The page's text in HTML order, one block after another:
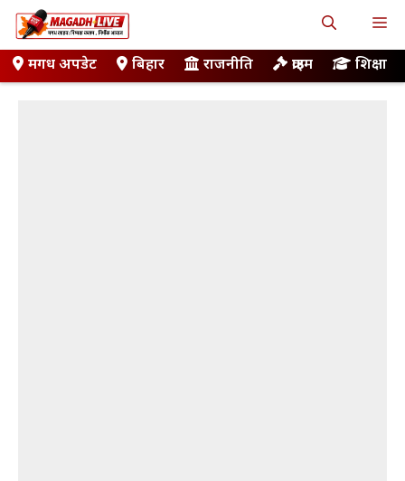
Skip
to
contentमगध अपडेट बिहार राजनीति क्राइम शिक्षा